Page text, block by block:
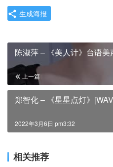
生成海报
陈淑萍 – 《美人计》台语
上一篇
郑智化 – 《星星点灯》
2022年3月6日 pm3:32
相关推荐